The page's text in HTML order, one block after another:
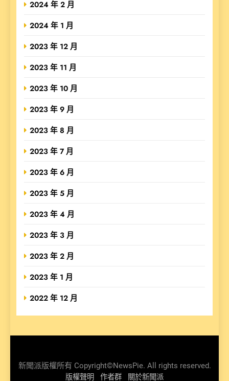
2024 年 2 月
2024 年 1 月
2023 年 12 月
2023 年 11 月
2023 年 10 月
2023 年 9 月
2023 年 8 月
2023 年 7 月
2023 年 6 月
2023 年 5 月
2023 年 4 月
2023 年 3 月
2023 年 2 月
2023 年 1 月
2022 年 12 月
新聞派版權所有 Copyright©NewsPie. All rights reserved.
版權聲明 作者群 關於新聞派